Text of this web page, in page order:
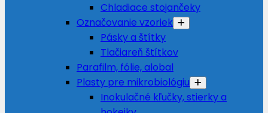
Chladiace stojančeky
Označovanie vzoriek
Pásky a štítky
Tlačiareň štítkov
Parafilm, fólie, alobal
Plasty pre mikrobiológiu
Inokulačné kľučky, stierky a